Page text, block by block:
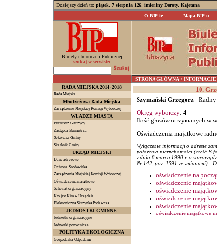
Dzisiejszy dzień to: piątek, 7 sierpnia 126, imieniny Doroty, Kajetana
O BIP-ie
Mapa BIP-u
Biuletyn Informacji Publicznej
szukaj w serwisie:
STRONA GŁÓWNA / INFORMACJE
RADA MIEJSKA 2014÷2018
Rada Miejska
Młodzieżowa Rada Miejska
Zarządzenie Miejskiej Komisji Wyborczej
WŁADZE MIASTA
Burmistrz Głuszycy
Zastępca Burmistrza
Sekretarz Gminy
Skarbnik Gminy
URZĄD MIEJSKI
Dane adresowe
Ochrona Środowiska
Zarządzenia Miejskiej Komisji Wyborczej
Oświadczenia majątkowe
Schemat organizacyjny
Kto jest Kim w Urzędzie
Elektroniczna Skrzynka Podawcza
JEDNOSTKI GMINNE
Jednostki organizacyjne
Jednostki pomocnicze
POLITYKA EKOLOGICZNA
Gospodarka Odpadami
10.
Szymański Grzegorz - Radny
Okręg wyborczy: 4
Ilość głosów otrzymanych w
Oświadczenia majątkowe
Wyłączenie informacji o adresie
położenia nieruchomości (część B
z dnia 8 marca 1990 r. o
Nr 142, poz. 1591 ze zmianami) -
oświadczenie na
oświadczenie
oświadczenie
oświadczenie
oświadczenie
oświadczenie majątkowe